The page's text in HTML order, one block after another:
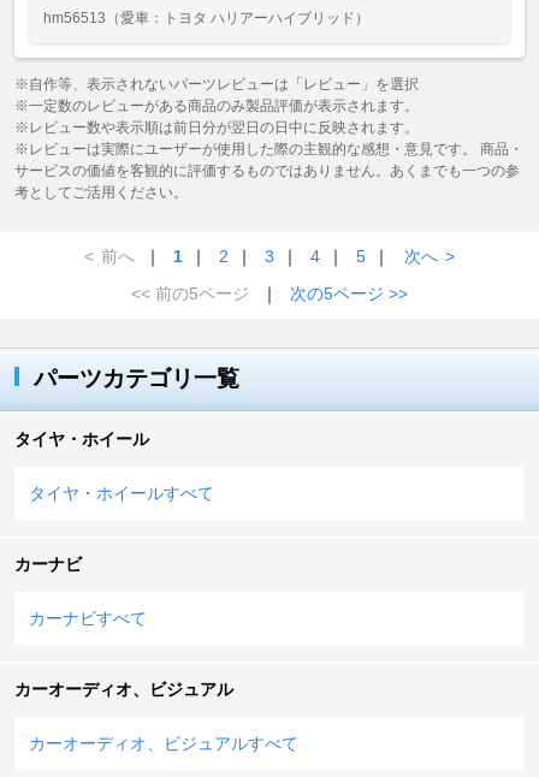
hm56513 （愛車：トヨタ ハリアーハイブリッド）
※自作等、表示されないパーツレビューは「レビュー」を選択
※一定数のレビューがある商品のみ製品評価が表示されます。
※レビュー数や表示順は前日分が翌日の日中に反映されます。
※レビューは実際にユーザーが使用した際の主観的な感想・意見です。 商品・
サービスの価値を客観的に評価するものではありません。あくまでも一つの参
考としてご活用ください。
< 前へ ｜ 1 ｜ 2 ｜ 3 ｜ 4 ｜ 5 ｜ 次へ >
<< 前の5ページ
｜ 次の5ページ >>
パーツカテゴリ一覧
タイヤ・ホイール
タイヤ・ホイールすべて
カーナビ
カーナビすべて
カーオーディオ、ビジュアル
カーオーディオ、ビジュアルすべて